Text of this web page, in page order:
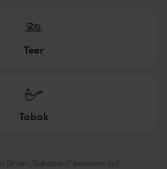
Teer
Tabak
Strain „Biohazard“ basieren auf